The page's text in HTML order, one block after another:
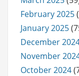
February 2025
January 2025
December
November
October 2024